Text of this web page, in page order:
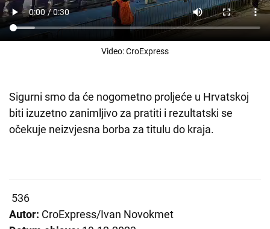
Video: CroExpress
Sigurni smo da će nogometno proljeće u Hrvatskoj
biti izuzetno zanimljivo za pratiti i rezultatski se
očekuje neizvjesna borba za titulu do kraja.
536
Autor: CroExpress/Ivan Novokmet